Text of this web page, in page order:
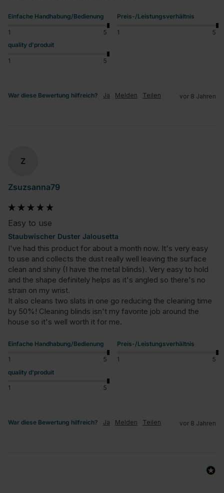
Einfache Handhabung/Bedienung
1 5
Preis-/Leistungsverhältnis
1
5
quality d'produit
1 5
War diese Bewertung hilfreich? Ja Melden Teilen vor 8 Jahren
Z
Zsuzsanna79
Easy to use
Staubwischer Duster Jalousetta
I've had this product for about a month now. It's very easy
to use and collects the dust really well leaving the surface
clean and shiny (I have the metal blinds). Very easy to hold
and the shape definitely helps as it's angled so there's no
strain on my wrist.
It also cleans two slats in one go reducing the cleaning time
by 50%! Cleaning blinds isn't my favorite job around the
house so it's well worth it for me.
Einfache Handhabung/Bedienung
1 5
Preis-/Leistungsverhältnis
1
5
quality d'produit
1 5
War diese Bewertung hilfreich? Ja Melden Teilen vor 8 Jahren